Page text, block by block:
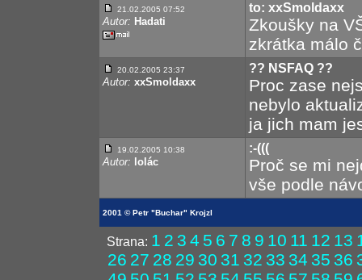
21.02.2005 07:52
Autor: Hadati
to: xxSmoldaxx
Zkoušky na
zkrátka málo
20.02.2005 23:37
Autor: xxSmoldaxx
?? NSFAQ ??
Proc zase
nebylo
ja jich mam
19.02.2005 10:38
Autor: lolác
:-(((
Proč se mi
vše podle
2001 © Petr "Buchar" Krojzl
Strana: 1 2 3 4 5 6 7 8 9 10 11 12 13
26 27 28 29 30 31 32 33 34 35 36